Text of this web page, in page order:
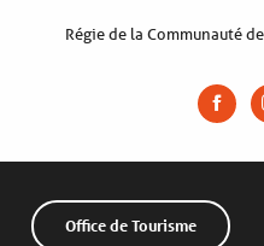
Régie de la Communauté
Office de Tourisme